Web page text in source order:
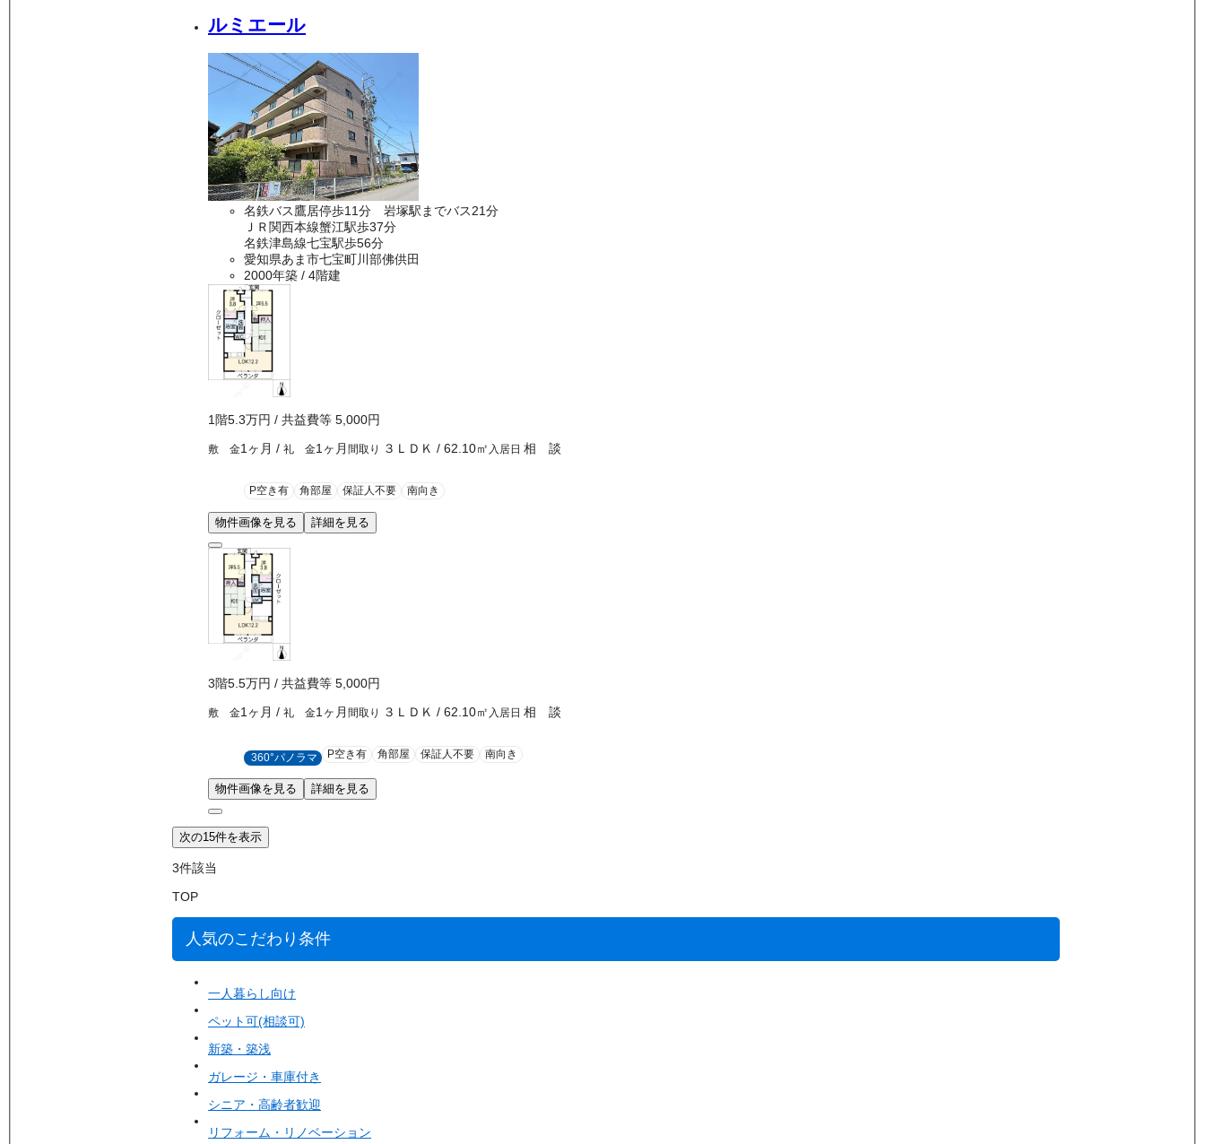
ルミエール
名鉄バス鷹居停歩11分 岩塚駅までバス21分
ＪＲ関西本線蟹江駅歩37分
名鉄津島線七宝駅歩56分
愛知県あま市七宝町川部佛供田
2000年築 / 4階建
1階5.3万円 / 共益費等 5,000円
敷 金1ヶ月 / 礼 金1ヶ月 間取り ３ＬＤＫ / 62.10㎡ 入居日 相 談
P空き有 角部屋 保証人不要 南向き
物件画像を見る 詳細を見る
3階5.5万円 / 共益費等 5,000円
敷 金1ヶ月 / 礼 金1ヶ月 間取り ３ＬＤＫ / 62.10㎡ 入居日 相 談
360°パノラマ P空き有 角部屋 保証人不要 南向き
物件画像を見る 詳細を見る
次の15件を表示
3件該当
TOP
人気のこだわり条件
一人暮らし向け
ペット可(相談可)
新築・築浅
ガレージ・車庫付き
シニア・高齢者歓迎
リフォーム・リノベーション